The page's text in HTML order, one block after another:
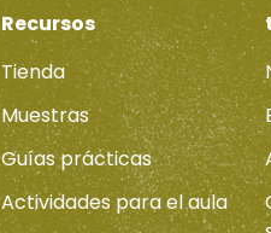
Recursos
Tienda
Muestras
Guías prácticas
Actividades para el aula